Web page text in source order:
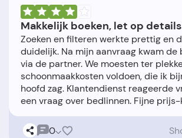
Makkelijk boeken, let op details
Zoeken en filteren werkte prettig en
duidelijk. Na mijn aanvraag kwam de
via de partner. We moesten ter
schoonmaakkosten voldoen, die ik
hoofd zag. Klantendienst reageerde
0